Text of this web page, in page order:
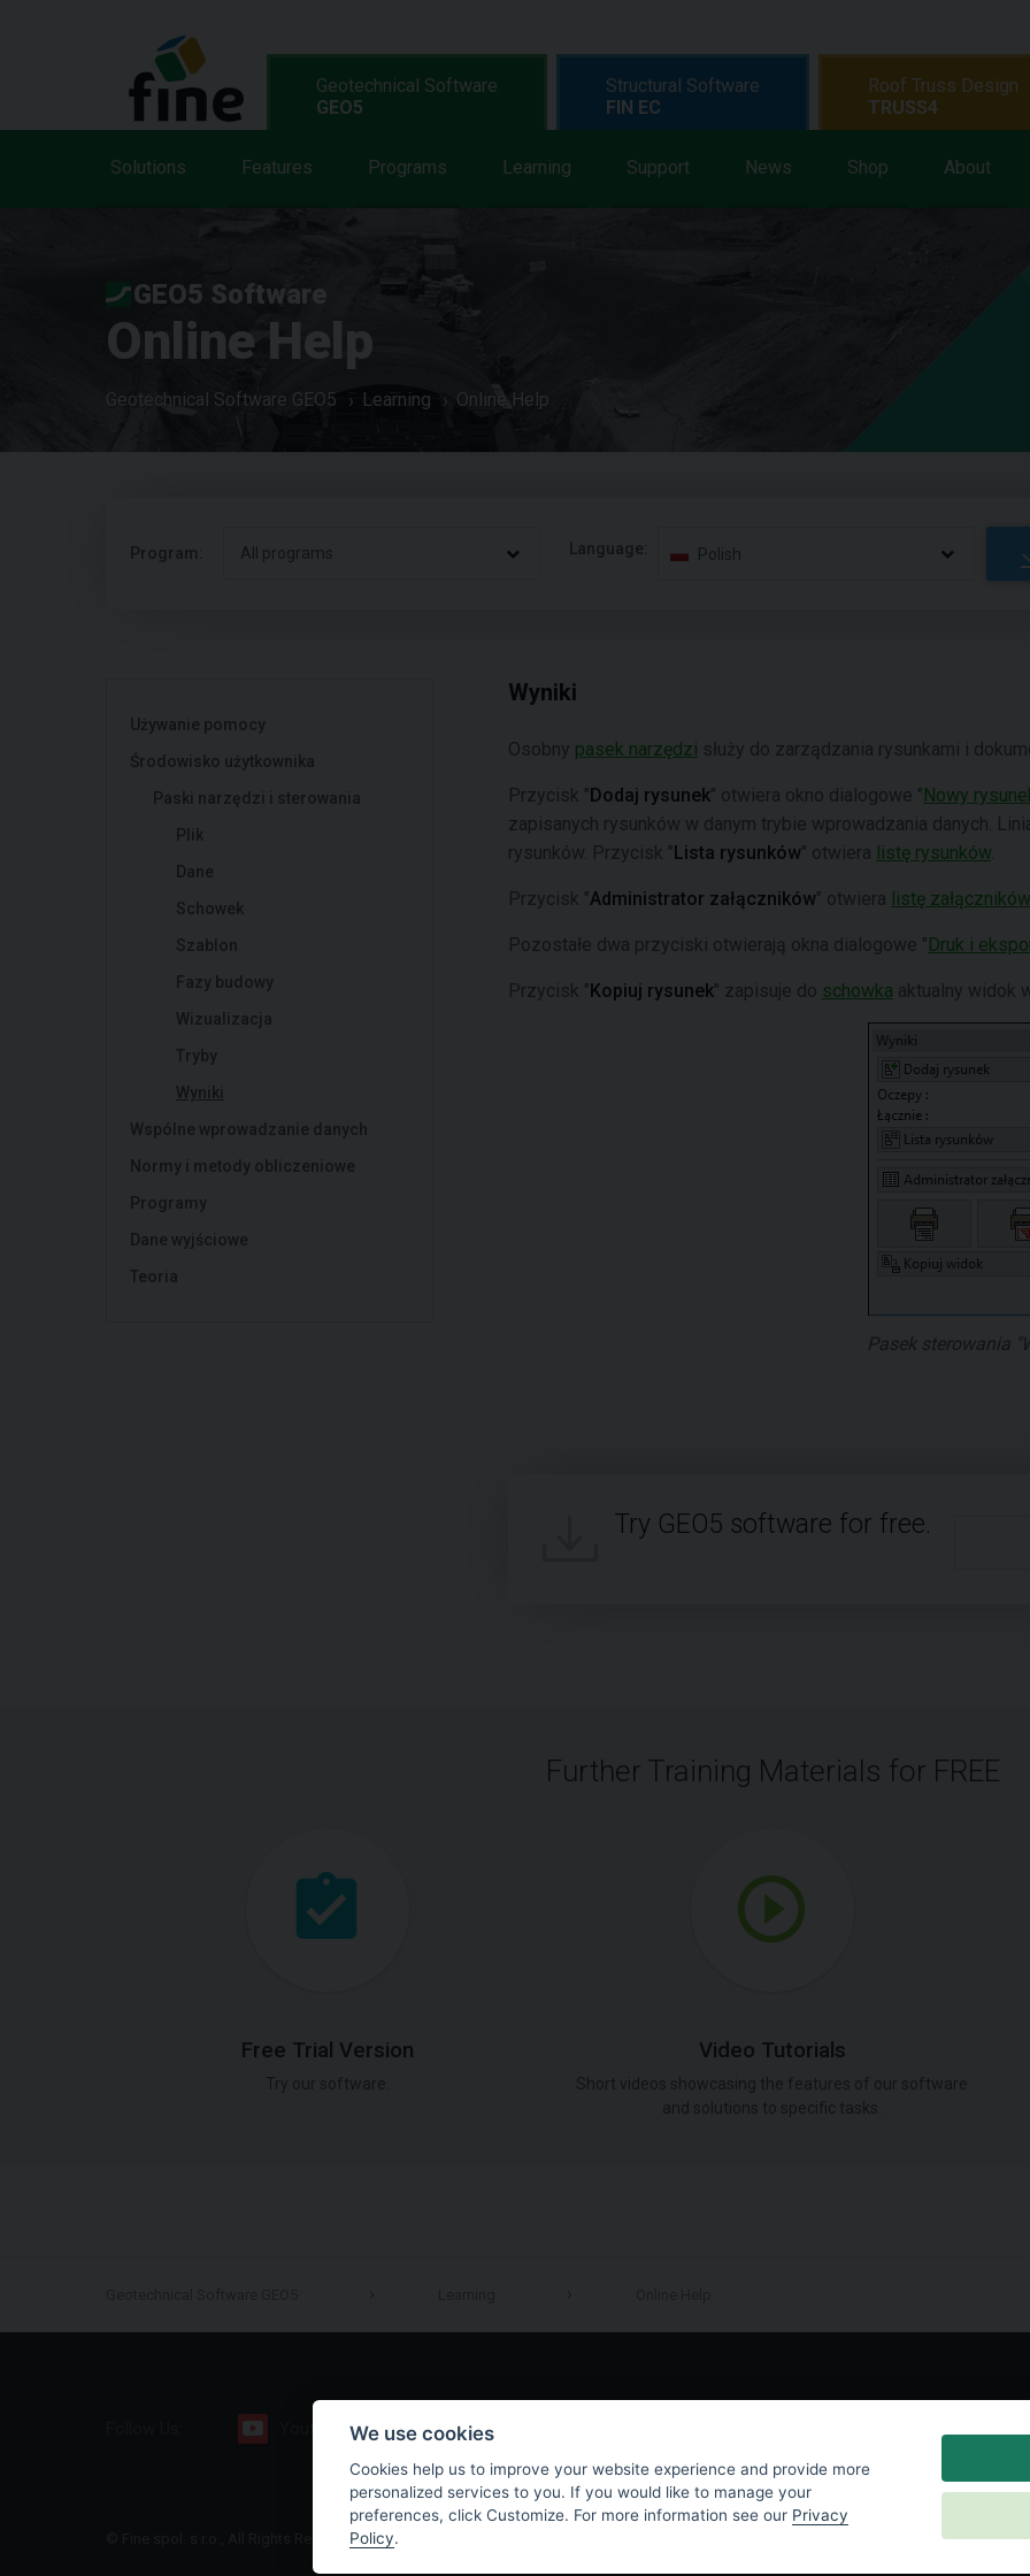
Geotechnical Software
GEO5
Solutions Features Programs Learning Support News Shop About
Structural Software
FIN EC
Roof Truss Design
TRUSS4
GEO5 Software
Online Help
Geotechnical Software GEO5 Learning Online Help
Program: All programs Language: Polish
Używanie pomocy
Środowisko użytkownika
Paski narzędzi i sterowania
Plik
Dane
Schowek
Szablon
Fazy budowy
Wizualizacja
Tryby
Wyniki
Wspólne wprowadzanie danych
Normy i metody obliczeniowe
Programy
Dane wyjściowe
Teoria
Wyniki
Osobny pasek narzędzi służy do zarządzania rysunkami i
Przycisk "Dodaj rysunek" otwiera okno dialogowe "Nowy
zapisanych rysunków w danym trybie wprowadzania danych.
rysunków. Przycisk "Lista rysunków" otwiera listę rysunków
Przycisk "Administrator załączników" otwiera listę załączników
Pozostałe dwa przyciski otwierają okna dialogowe "Druk i
Przycisk "Kopiuj rysunek" zapisuje do schowka aktualny widok
Pasek sterowania
Try GEO5 software for free.
Further Training Materials for FREE
Free Trial Version Video Tutorials
Facebook
© Fine spol. s r.o., All Rights Reserved |Sitemap
We use cookies
Cookies help us to improve your website experience and provide more
personalized services to you. If you would like to manage your
preferences, click Customize. For more information see our Privacy
Policy.